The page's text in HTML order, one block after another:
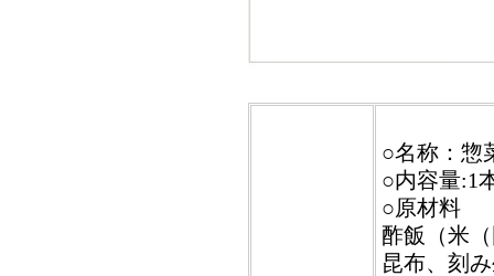
○名称：惣
○内容量:1
○原材料
酢飯（米
昆布、刻